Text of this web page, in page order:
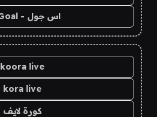
اس جول - AS Goal
koora live
kora live
كورة لايف